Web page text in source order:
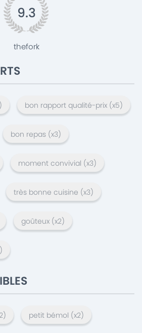
9.3
thefork
) bon rapport qualité-prix (x5)
bon repas (x3)
moment convivial (x3)
très bonne cuisine (x3)
goûteux (x2)
)
) petit bémol (x2)